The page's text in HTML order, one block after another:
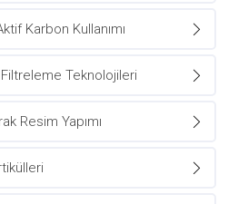
Karbon Kullanımı
Teknolojileri
Resim Yapımı